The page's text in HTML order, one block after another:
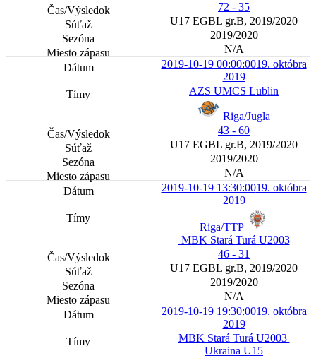
72 - 35
U17 EGBL gr.B, 2019/2020
2019/2020
N/A
2019-10-19 00:00:0019. októbra
2019
AZS UMCS Lublin
Riga/Jugla
43 - 60
U17 EGBL gr.B, 2019/2020
2019/2020
N/A
2019-10-19 13:30:0019. októbra
2019
Riga/TTP
MBK Stará Turá U2003
46 - 31
U17 EGBL gr.B, 2019/2020
2019/2020
N/A
2019-10-19 19:30:0019. októbra
2019
MBK Stará Turá U2003
Ukraina U15